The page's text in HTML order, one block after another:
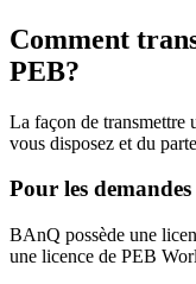
Comment
PEB?
La façon de transmettre
vous disposez et du
Pour les
BAnQ possède une
une licence de PEB